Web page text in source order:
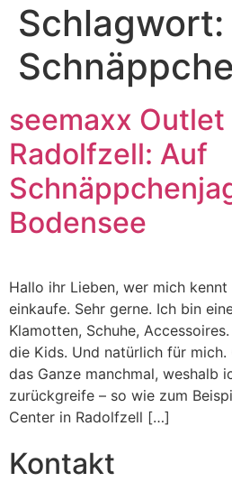
Schlagwort:
seemaxx
Radolfzell: Auf
Bodensee
Hallo ihr Lieben, wer mich
einkaufe. Sehr gerne. Ich bin
Klamotten, Schuhe,
die Kids. Und natürlich für
das Ganze manchmal, weshalb
zurückgreife – so wie zum
Center in Radolfzell […]
Kontakt